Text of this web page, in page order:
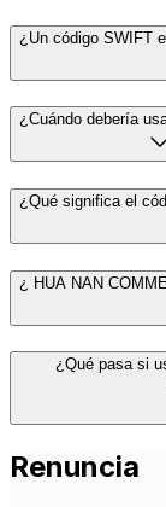
¿Un código SWIFT
¿Cuándo debería
¿Qué significa el
¿ HUA NAN
¿Qué pasa si
Renuncia